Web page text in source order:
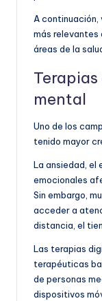
A continuación,
más
áreas de la
mental
Uno de los
tenido mayor
La ansiedad, el
emocionales
Sin embargo,
acceder a
distancia, el
Las terapias
terapéuticas
de personas
dispositivos